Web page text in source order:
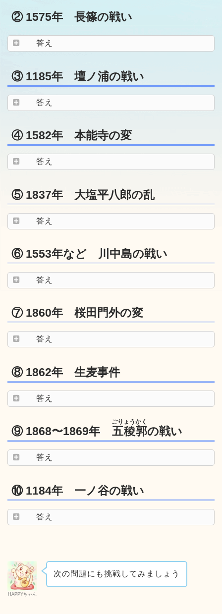
② 1575年 長篠の戦い
答え
③ 1185年 壇ノ浦の戦い
答え
④ 1582年 本能寺の変
答え
⑤ 1837年 大塩平八郎の乱
答え
⑥ 1553年など 川中島の戦い
答え
⑦ 1860年 桜田門外の変
答え
⑧ 1862年 生麦事件
答え
⑨ 1868〜1869年 五稜郭
ごりょうかく
の戦い
答え
⑩ 1184年 一ノ谷の戦い
答え
HAPPYちゃん
次の問題にも挑戦してみましょう